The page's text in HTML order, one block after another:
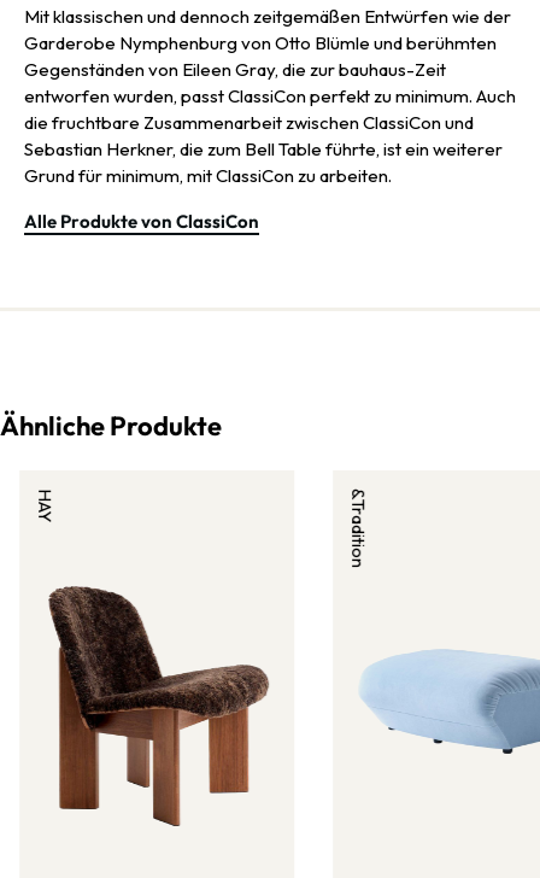
Mit klassischen und dennoch zeitgemäßen Entwürfen wie der
Garderobe Nymphenburg von Otto Blümle und berühmten
Gegenständen von Eileen Gray, die zur bauhaus-Zeit
entworfen wurden, passt ClassiCon perfekt zu minimum. Auch
die fruchtbare Zusammenarbeit zwischen ClassiCon und
Sebastian Herkner, die zum Bell Table führte, ist ein weiterer
Grund für minimum, mit ClassiCon zu arbeiten.
Alle Produkte von ClassiCon
Ähnliche Produkte
HAY &Tradition